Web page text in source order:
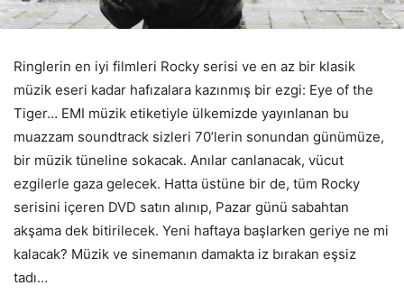
Ringlerin en iyi filmleri Rocky serisi ve en az bir klasik
müzik eseri kadar hafızalara kazınmış bir ezgi: Eye of the
Tiger… EMI müzik etiketiyle ülkemizde yayınlanan bu
muazzam soundtrack sizleri 70’lerin sonundan günümüze,
bir müzik tüneline sokacak. Anılar canlanacak, vücut
ezgilerle gaza gelecek. Hatta üstüne bir de, tüm Rocky
serisini içeren DVD satın alınıp, Pazar günü sabahtan
akşama dek bitirilecek. Yeni haftaya başlarken geriye ne mi
kalacak? Müzik ve sinemanın damakta iz bırakan eşsiz
tadı…